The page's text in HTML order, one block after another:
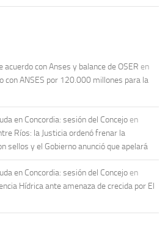
acuerdo con Anses y balance de OSER en
con ANSES por 120.000 millones para la
en Concordia: sesión del Concejo en
Ríos: la Justicia ordenó frenar la
sellos y el Gobierno anunció que apelará
en Concordia: sesión del Concejo en
Hídrica ante amenaza de crecida por El